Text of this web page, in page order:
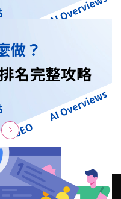
到進階四大類型，
與跨平臺佈局3